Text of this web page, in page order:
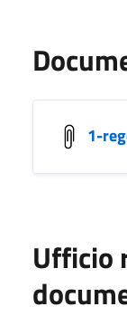
1-
Ufficio